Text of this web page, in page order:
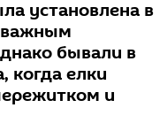
установлена в
важным
бывали в
когда елки
и